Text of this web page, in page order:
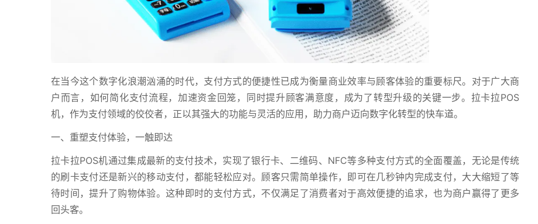
在当今这个数字化浪潮汹涌的时代，支付方式的便捷性已成为衡量商业效率与顾客体验的重要标尺。对于广大商
户而言，如何简化支付流程，加速资金回笼，同时提升顾客满意度，成为了转型升级的关键一步。拉卡拉POS
机，作为支付领域的佼佼者，正以其强大的功能与灵活的应用，助力商户迈向数字化转型的快车道。
一、重塑支付体验，一触即达
拉卡拉POS机通过集成最新的支付技术，实现了银行卡、二维码、NFC等多种支付方式的全面覆盖，无论是传统
的刷卡支付还是新兴的移动支付，都能轻松应对。顾客只需简单操作，即可在几秒钟内完成支付，大大缩短了等
待时间，提升了购物体验。这种即时的支付方式，不仅满足了消费者对于高效便捷的追求，也为商户赢得了更多
回头客。